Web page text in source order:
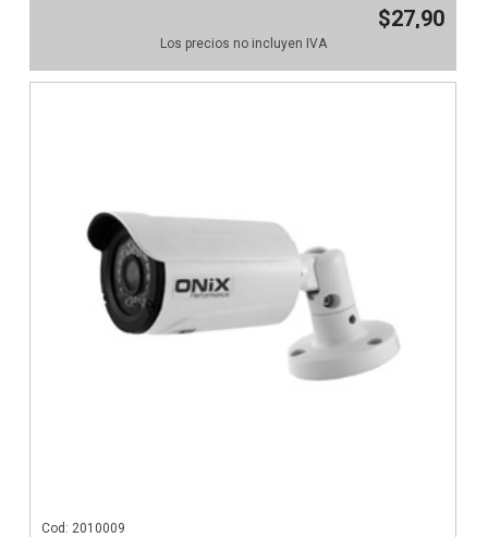
$27,90
Los precios no incluyen IVA
Cod: 2010009